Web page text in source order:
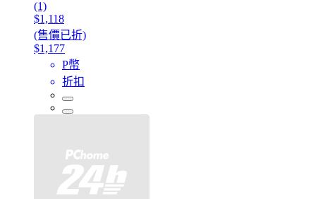
(1)
$1,118
(售價已折)
$1,177
P幣
折扣